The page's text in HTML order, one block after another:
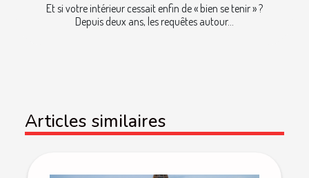
Et si votre intérieur cessait enfin de « bien se tenir » ?
Depuis deux ans, les requêtes autour...
Articles similaires